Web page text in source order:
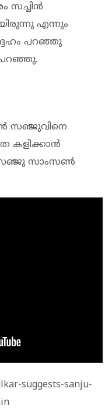
സച്ചിൻ
എന്നും
പറഞ്ഞു
സഞ്ജുവിനെ
കളിക്കാൻ
സഞ്ജു സാംസൺ
suggests-sanju-